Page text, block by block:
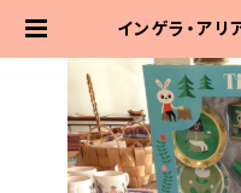
インゲラ・ア